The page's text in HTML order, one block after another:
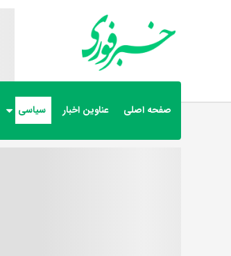
صفحه اصلی عناوین اخبار سیاسی